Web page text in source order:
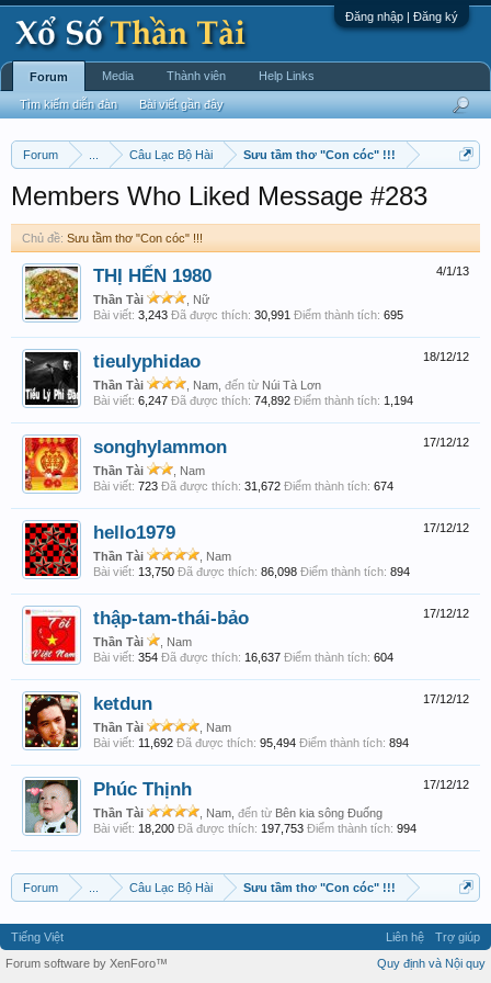
Đăng nhập | Đăng ký
Forum Câu Lạc Bộ Hài Sưu tầm thơ "Con cóc" !!!
Members Who Liked Message #283
Chủ đề: Sưu tầm thơ "Con cóc" !!!
4/1/13
THỊ HẾN 1980
Thần Tài
, Nữ
Bài viết: 3,243 Đã được thích: 30,991 Điểm thành tích: 695
18/12/12
tieulyphidao
Thần Tài , Nam, đến từ Núi Tà Lơn
Bài viết: 6,247 Đã được thích: 74,892 Điểm thành tích: 1,194
17/12/12
songhylammon
Thần Tài
, Nam
Bài viết: 723 Đã được thích: 31,672 Điểm thành tích: 674
17/12/12
hello1979
Thần Tài
, Nam
Bài viết: 13,750 Đã được thích: 86,098 Điểm thành tích: 894
17/12/12
thập-tam-thái-bảo
Thần Tài
, Nam
Bài viết: 354 Đã được thích: 16,637 Điểm thành tích: 604
17/12/12
ketdun
Thần Tài
, Nam
Bài viết: 11,692 Đã được thích: 95,494 Điểm thành tích: 894
17/12/12
Phúc Thịnh
Thần Tài , Nam, đến từ Bên kia sông Đuống
Bài viết: 18,200 Đã được thích: 197,753 Điểm thành tích: 994
Forum Câu Lạc Bộ Hài Sưu tầm thơ "Con cóc" !!!
Forum
Tìm kiếm diễn đàn Bài viết gần đây
Media Thành viên Help Links
Tiếng Việt Liên hệ
Trợ giúp
Quy định và Nội quy
Forum software by XenForo™